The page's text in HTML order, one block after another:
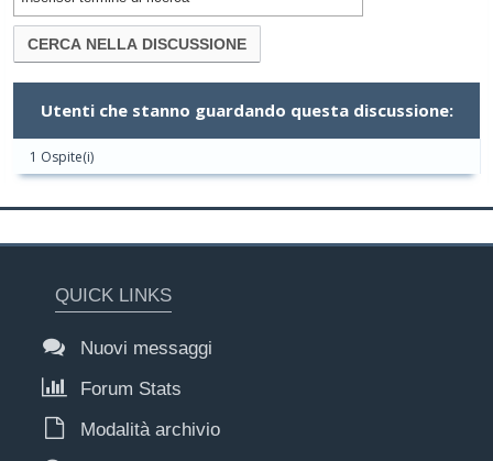
Utenti che stanno guardando questa discussione:
1 Ospite(i)
QUICK LINKS
Nuovi messaggi
Forum Stats
Modalità archivio